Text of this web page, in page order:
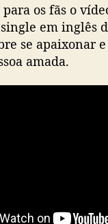
os fãs o
em inglês
se apaixonar
amada.